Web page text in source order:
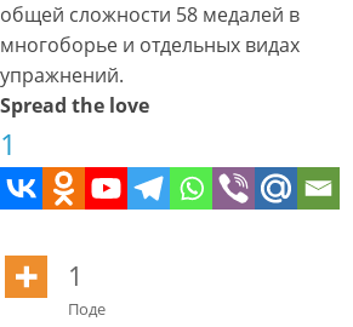
общей сложности 58 медалей в
многоборье и отдельных видах
упражнений.
Spread the love
1
1
Поде